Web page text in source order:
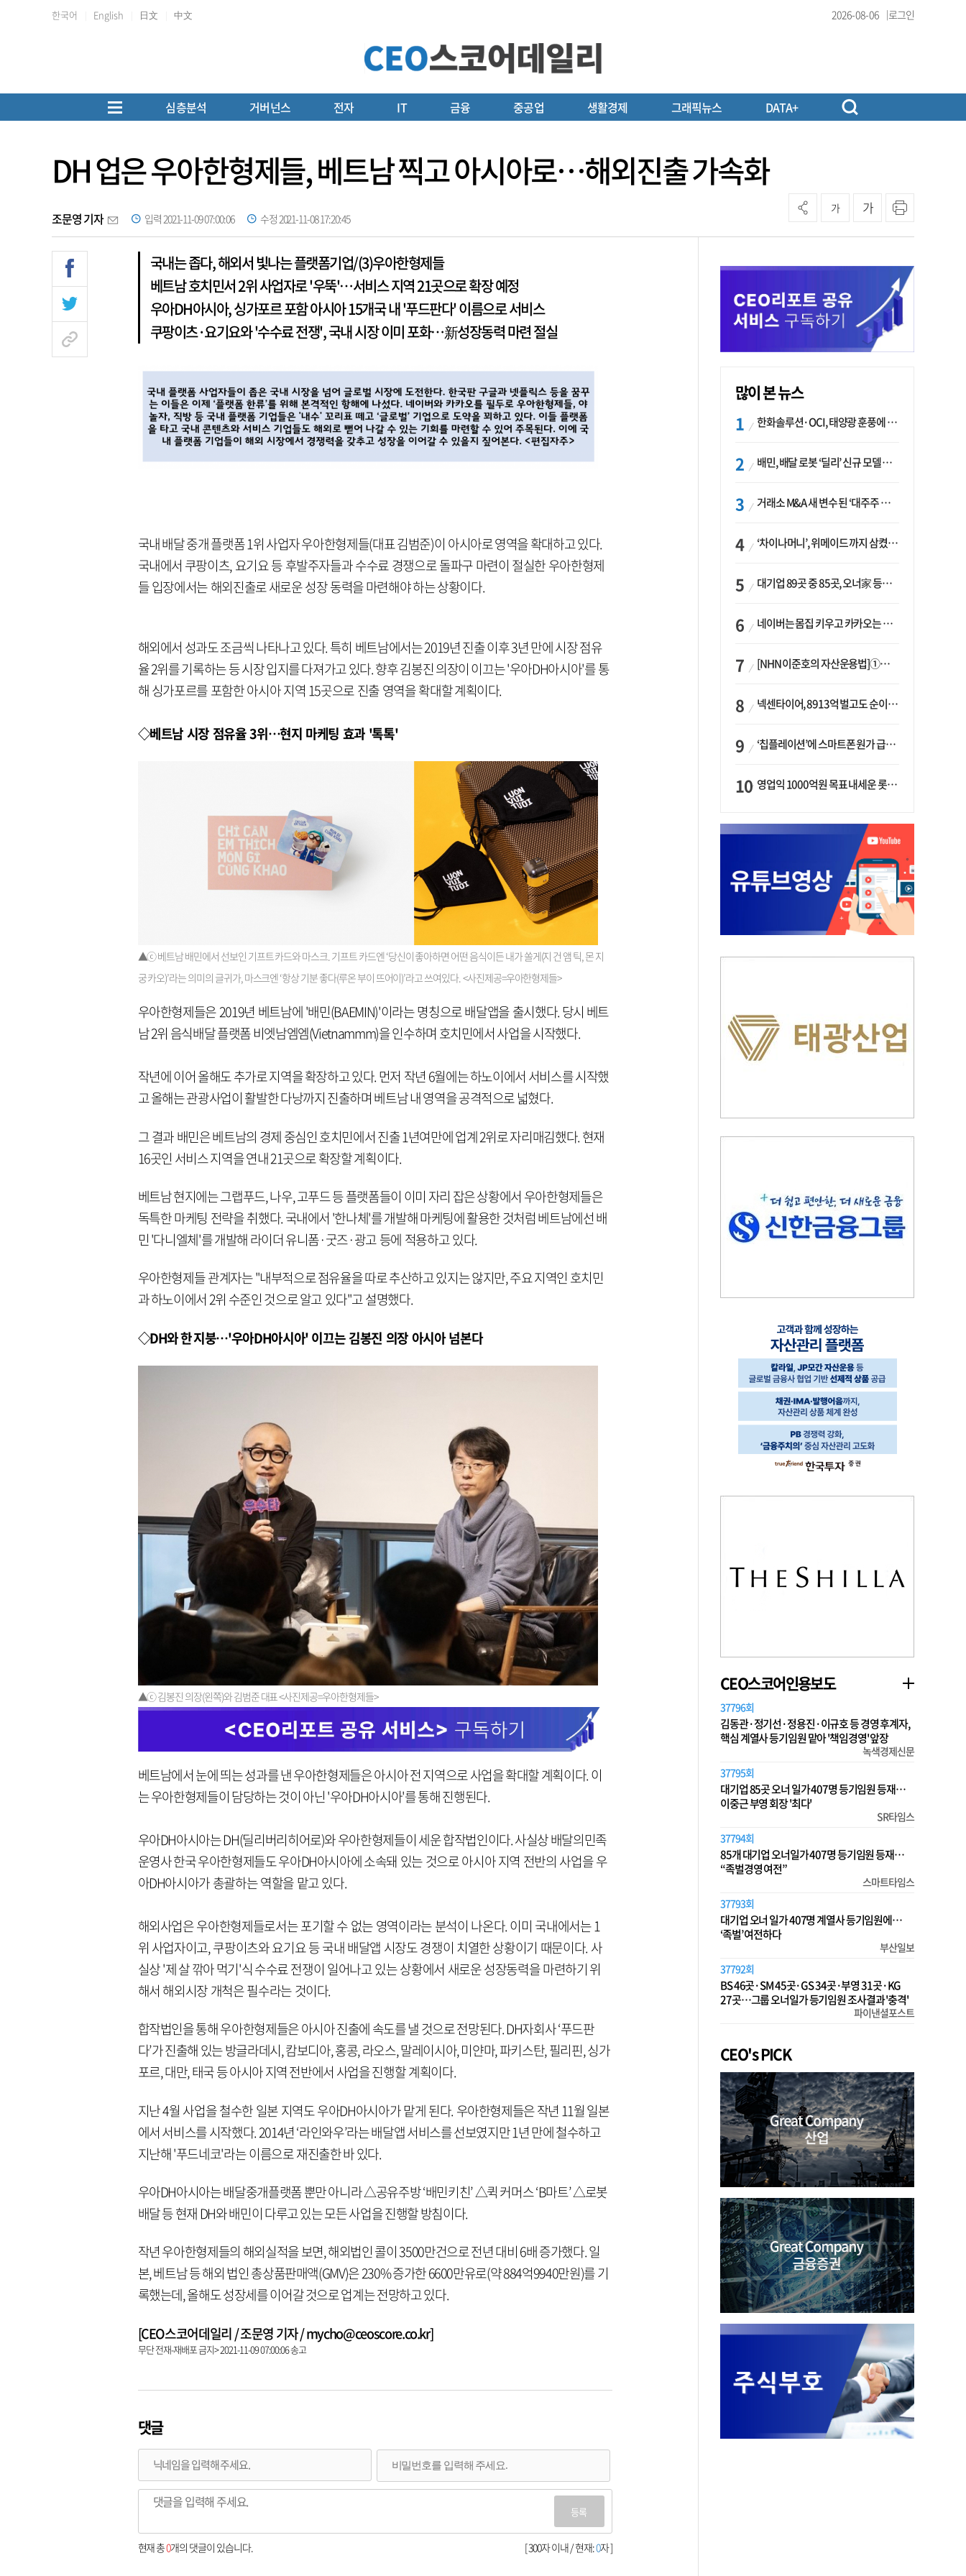
한국어 English 日文 中文 2026-08-06 로그인
심층분석 거버넌스 전자 IT 금융 중공업 생활경제 그래픽뉴스 DATA+
DH 업은 우아한형제들, 베트남 찍고 아시아로…해외진출 가속화
조문영 기자 입력 2021-11-09 07:00:06 수정 2021-11-08 17:20:45
가 가
국내는 좁다, 해외서 빛나는 플랫폼기업/(3)우아한형제들
베트남 호치민서 2위 사업자로 '우뚝'…서비스 지역 21곳으로 확장 예정
우아DH아시아, 싱가포르 포함 아시아 15개국 내 '푸드판다' 이름으로 서비스
쿠팡이츠·요기요와 '수수료 전쟁', 국내 시장 이미 포화…新성장동력 마련 절실
국내 배달 중개 플랫폼 1위 사업자 우아한형제들(대표 김범준)이 아시아로 영역을 확대하고 있다.
국내에서 쿠팡이츠, 요기요 등 후발주자들과 수수료 경쟁으로 돌파구 마련이 절실한 우아한형제
들 입장에서는 해외진출로 새로운 성장 동력을 마련해야 하는 상황이다.
해외에서 성과도 조금씩 나타나고 있다. 특히 베트남에서는 2019년 진출 이후 3년 만에 시장 점유
율 2위를 기록하는 등 시장 입지를 다져가고 있다. 향후 김봉진 의장이 이끄는 '우아DH아시아'를 통
해 싱가포르를 포함한 아시아 지역 15곳으로 진출 영역을 확대할 계획이다.
◇베트남 시장 점유율 3위…현지 마케팅 효과 '톡톡'
▲ⓒ 베트남 배민에서 선보인 기프트 카드와 마스크. 기프트 카드엔 ‘당신이 좋아하면 어떤 음식이든 내가 쏠게(지 건 앰 틱, 몬 지
궁 카오)’라는 의미의 글귀가, 마스크엔 ‘항상 기분 좋다(루온 부이 뜨어이)’라고 쓰여있다. <사진제공=우아한형제들>
우아한형제들은 2019년 베트남에 '배민(BAEMIN)'이라는 명칭으로 배달앱을 출시했다. 당시 베트
남 2위 음식배달 플랫폼 비엣남엠엠(Vietnammm)을 인수하며 호치민에서 사업을 시작했다.
작년에 이어 올해도 추가로 지역을 확장하고 있다. 먼저 작년 6월에는 하노이에서 서비스를 시작했
고 올해는 관광사업이 활발한 다낭까지 진출하며 베트남 내 영역을 공격적으로 넓혔다.
그 결과 배민은 베트남의 경제 중심인 호치민에서 진출 1년여만에 업계 2위로 자리매김했다. 현재
16곳인 서비스 지역을 연내 21곳으로 확장할 계획이다.
베트남 현지에는 그랩푸드, 나우, 고푸드 등 플랫폼들이 이미 자리 잡은 상황에서 우아한형제들은
독특한 마케팅 전략을 취했다. 국내에서 '한나체'를 개발해 마케팅에 활용한 것처럼 베트남에선 배
민 '다니엘체'를 개발해 라이더 유니폼·굿즈·광고 등에 적용하고 있다.
우아한형제들 관계자는 "내부적으로 점유율을 따로 추산하고 있지는 않지만, 주요 지역인 호치민
과 하노이에서 2위 수준인 것으로 알고 있다"고 설명했다.
◇DH와 한 지붕…'우아DH아시아' 이끄는 김봉진 의장 아시아 넘본다
▲ⓒ 김봉진 의장(왼쪽)와 김범준 대표 <사진제공=우아한형제들>
베트남에서 눈에 띄는 성과를 낸 우아한형제들은 아시아 전 지역으로 사업을 확대할 계획이다. 이
는 우아한형제들이 담당하는 것이 아닌 '우아DH아시아'를 통해 진행된다.
우아DH아시아는 DH(딜리버리히어로)와 우아한형제들이 세운 합작법인이다. 사실상 배달의민족
운영사 한국 우아한형제들도 우아DH아시아에 소속돼 있는 것으로 아시아 지역 전반의 사업을 우
아DH아시아가 총괄하는 역할을 맡고 있다.
해외사업은 우아한형제들로서는 포기할 수 없는 영역이라는 분석이 나온다. 이미 국내에서는 1
위 사업자이고, 쿠팡이츠와 요기요 등 국내 배달앱 시장도 경쟁이 치열한 상황이기 때문이다. 사
실상 '제 살 깎아 먹기'식 수수료 전쟁이 일어나고 있는 상황에서 새로운 성장동력을 마련하기 위
해서 해외시장 개척은 필수라는 것이다.
합작법인을 통해 우아한형제들은 아시아 진출에 속도를 낼 것으로 전망된다. DH자회사 ‘푸드판
다’가 진출해 있는 방글라데시, 캄보디아, 홍콩, 라오스, 말레이시아, 미얀마, 파키스탄, 필리핀, 싱가
포르, 대만, 태국 등 아시아 지역 전반에서 사업을 진행할 계획이다.
지난 4월 사업을 철수한 일본 지역도 우아DH아시아가 맡게 된다. 우아한형제들은 작년 11월 일본
에서 서비스를 시작했다. 2014년 ‘라인와우’라는 배달앱 서비스를 선보였지만 1년 만에 철수하고
지난해 '푸드네코'라는 이름으로 재진출한 바 있다.
우아DH아시아는 배달중개플랫폼 뿐만 아니라 △공유주방 ‘배민키친’ △퀵 커머스 ‘B마트’ △로봇
배달 등 현재 DH와 배민이 다루고 있는 모든 사업을 진행할 방침이다.
작년 우아한형제들의 해외실적을 보면, 해외법인 콜이 3500만건으로 전년 대비 6배 증가했다. 일
본, 베트남 등 해외 법인 총상품판매액(GMV)은 230% 증가한 6600만유로(약 884억9940만원)를 기
록했는데, 올해도 성장세를 이어갈 것으로 업계는 전망하고 있다.
[CEO스코어데일리 / 조문영 기자 / mycho@ceoscore.co.kr]
무단 전재-재배포 금지> 2021-11-09 07:00:06 송고
댓글
등록
[ 300자 이내 / 현재:0자 ]
현재 총0개의 댓글이 있습니다.
많이 본 뉴스
한화솔루션·OCI, 태양광 훈풍에 실적 개선…美 ‘섹션232’ 최대 변수
배민, 배달 로봇 ‘딜리’ 신규 모델 B마트 현장 투입
거래소 M&A 새 변수 된 ‘대주주 심사’…네이버·두나무 결합도 영향권
‘차이나머니’, 위메이드 까지 삼켰다… K콘텐츠, 글로벌 확장에도 中 투자 ‘경계령’
대기업 89곳 중 85곳, 오너家 등기임원 겸직…BS 46곳·SM 45곳 ‘족벌경영’ 고착화
네이버는 몸집 키우고 카카오는 줄였다…‘역대급 실적’에 성장전략은 ‘극과 극’
[NHN 이준호의 자산운용법]①이니시오·JLC ‘부동산’-JLC파트너스 ‘투자’…“부동산 담보대출로 투자재원 확보”
넥센타이어, 8913억 벌고도 순이익 2억…유럽 세부담에 이익 증발
‘칩플레이션’에 스마트폰 원가 급등…삼성전자, ‘엑시노스’ 채택 확대하나
영업익 1000억원 목표 내세운 롯데마트…하반기 ‘오카도’ 시험대
CEO스코어인용보도
37796회
김동관·정기선·정용진·이규호 등 경영 후계자,
핵심 계열사 등기임원 맡아 '책임경영' 앞장
녹색경제신문
37795회
대기업 85곳 오너 일가 407명 등기임원 등재…
이중근 부영 회장 '최다'
SR타임스
37794회
85개 대기업 오너일가 407명 등기임원 등재…
“족벌경영 여전”
스마트타임스
37793회
대기업 오너 일가 407명 계열사 등기임원에…
‘족벌’ 여전하다
부산일보
37792회
BS 46곳·SM 45곳·GS 34곳·부영 31곳·KG
27곳…그룹 오너일가 등기임원 조사결과 '충격'
파이낸셜포스트
CEO's PICK